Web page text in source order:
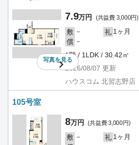
写真を見る
7.9万円 (共益費 3,000円)
敷 － 礼 1ヶ月
償 －
1階 / 1LDK / 30.42㎡
2026/08/07 更新
ハウスコム 北習志野店
105号室
8万円 (共益費 3,000円)
敷 － 礼 1ヶ月